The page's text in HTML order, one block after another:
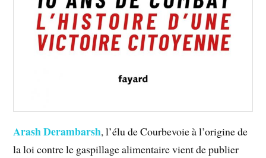
Arash Derambarsh, l’élu de Courbevoie à l’origine de
la loi contre le gaspillage alimentaire vient de publier